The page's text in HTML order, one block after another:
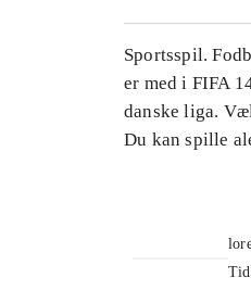
Sportsspil.
er med i FIFA
danske liga.
Du kan spille